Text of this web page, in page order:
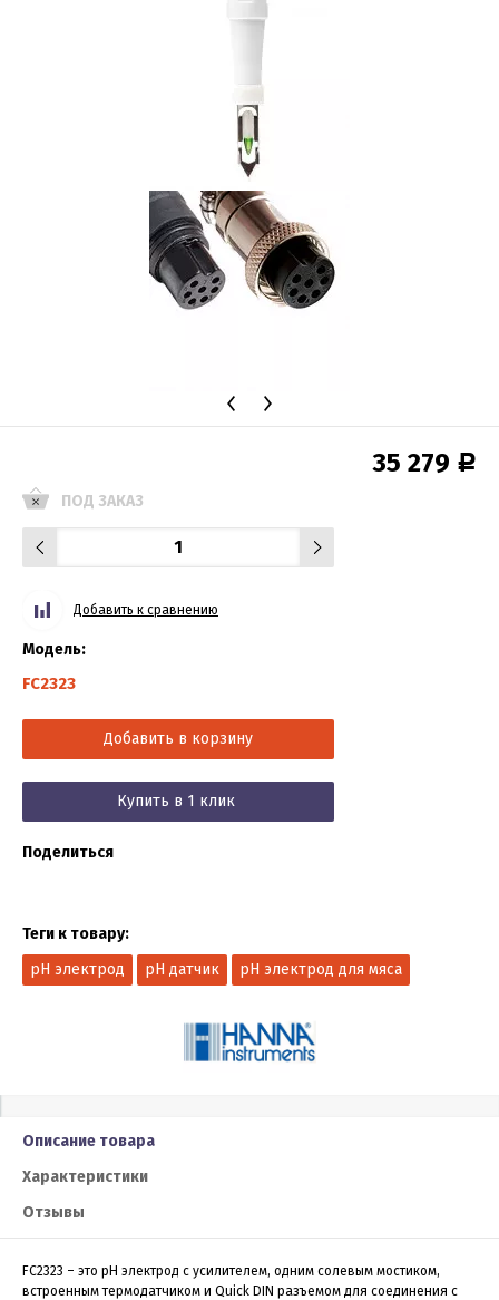
35 279 Р
ПОД ЗАКАЗ
Добавить к сравнению
Модель:
FC2323
Добавить в корзину
Купить в 1 клик
Поделиться
Теги к товару:
pH электрод
pH датчик pH электрод для мяса
Описание товара
Характеристики
Отзывы
FC2323 – это рН электрод с усилителем, одним солевым мостиком,
встроенным термодатчиком и Quick DIN разъемом для соединения с